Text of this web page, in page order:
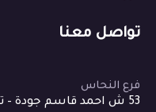
تواصل معنا
فرع النحاس
53 ش احمد قاسم جودة